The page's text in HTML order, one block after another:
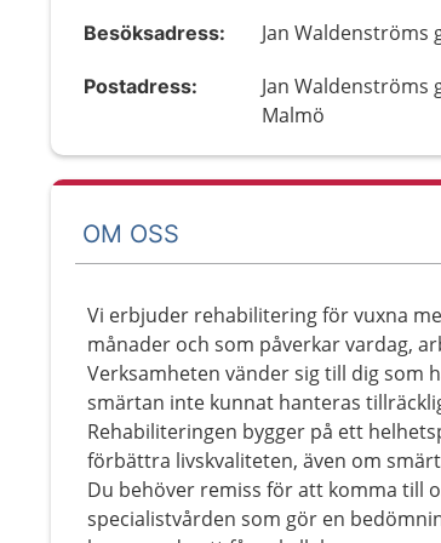
Besöksadress: Jan Waldenströms
Postadress:
Jan Waldenströms
Malmö
OM OSS
Vi erbjuder rehabilitering för vuxna
månader och som påverkar vardag,
Verksamheten vänder sig till dig som
smärtan inte kunnat hanteras
Rehabiliteringen bygger på ett
förbättra livskvaliteten, även om
Du behöver remiss för att komma till
specialistvården som gör en